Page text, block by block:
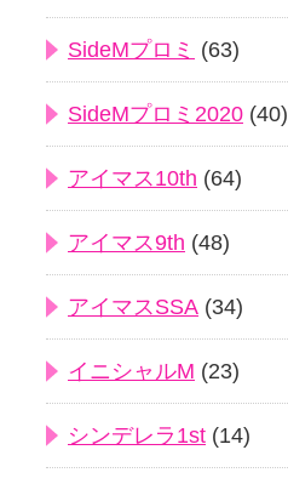
SideMプロミ (63)
SideMプロミ2020 (40)
アイマス10th (64)
アイマス9th (48)
アイマスSSA (34)
イニシャルM (23)
シンデレラ1st (14)